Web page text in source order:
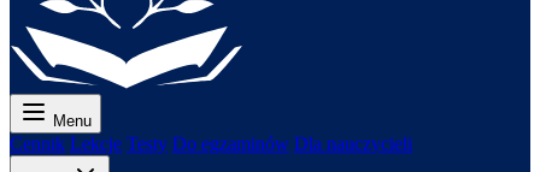
Menu
Cennik Lekcje Testy Do egzaminów Dla nauczycieli